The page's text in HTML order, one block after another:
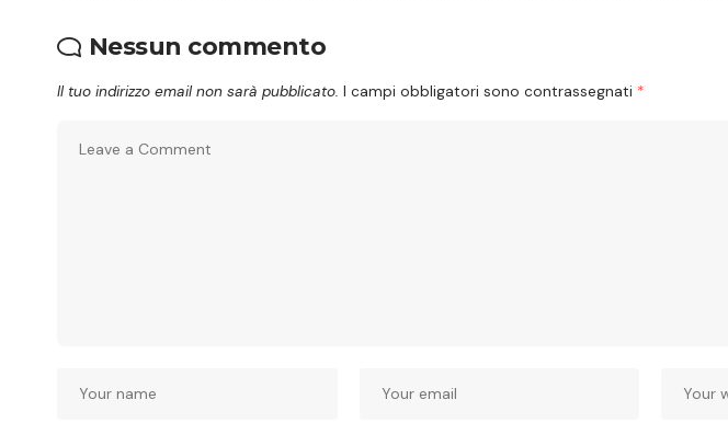
Nessun commento
Il tuo indirizzo email non sarà pubblicato. I campi obbligatori sono contrassegnati *